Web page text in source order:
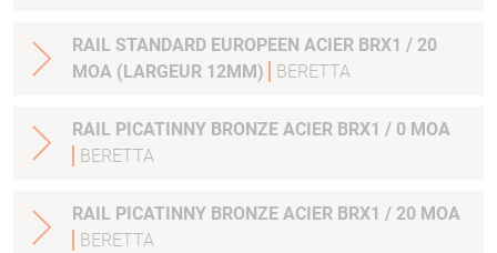
RAIL STANDARD EUROPEEN ACIER BRX1 / 20
MOA (LARGEUR 12MM)
BERETTA
RAIL PICATINNY BRONZE ACIER BRX1 / 0 MOA
BERETTA
RAIL PICATINNY BRONZE ACIER BRX1 / 20 MOA
BERETTA